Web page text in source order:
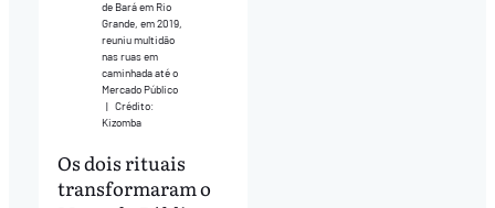
de Bará em Rio
Grande, em 2019,
reuniu multidão
nas ruas em
caminhada até o
Mercado Público
| Crédito:
Kizomba
Os dois rituais
transformaram o